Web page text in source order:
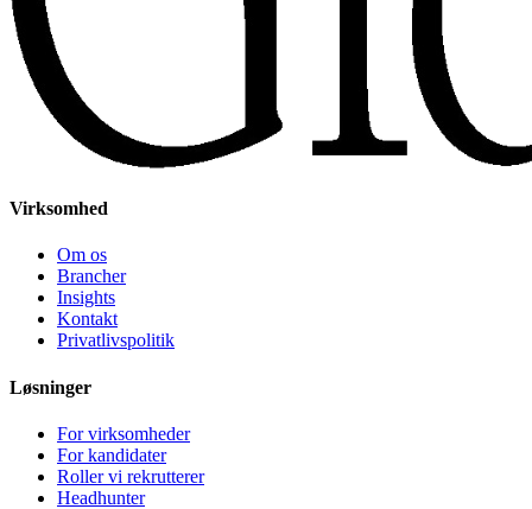
Virksomhed
Om os
Brancher
Insights
Kontakt
Privatlivspolitik
Løsninger
For virksomheder
For kandidater
Roller vi rekrutterer
Headhunter